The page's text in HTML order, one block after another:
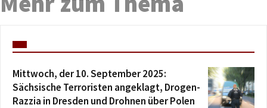
Mittwoch, der 10. September 2025:
Sächsische Terroristen angeklagt, Drogen-
Razzia in Dresden und Drohnen über Polen